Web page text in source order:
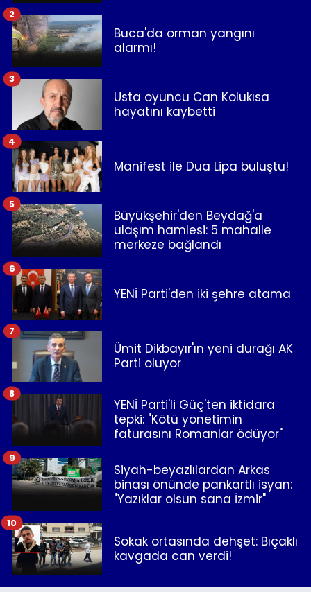
Buca'da orman yangını
alarmı!
2
Usta oyuncu Can Kolukısa
hayatını kaybetti
3
Manifest ile Dua Lipa buluştu!
4
Büyükşehir'den Beydağ'a
ulaşım hamlesi: 5 mahalle
merkeze bağlandı
5
YENİ Parti'den iki şehre atama
6
Ümit Dikbayır'ın yeni durağı AK
Parti oluyor
7
YENİ Parti'li Güç'ten iktidara
tepki: "Kötü yönetimin
faturasını Romanlar ödüyor"
8
Siyah-beyazlılardan Arkas
binası önünde pankartlı isyan:
"Yazıklar olsun sana İzmir"
9
Sokak ortasında dehşet: Bıçaklı
kavgada can verdi!
10